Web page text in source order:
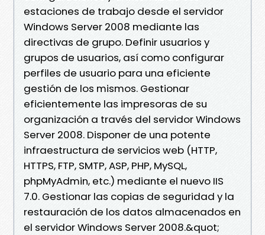
estaciones de trabajo desde el servidor
Windows Server 2008 mediante las
directivas de grupo. Definir usuarios y
grupos de usuarios, así como configurar
perfiles de usuario para una eficiente
gestión de los mismos. Gestionar
eficientemente las impresoras de su
organización a través del servidor Windows
Server 2008. Disponer de una potente
infraestructura de servicios web (HTTP,
HTTPS, FTP, SMTP, ASP, PHP, MySQL,
phpMyAdmin, etc.) mediante el nuevo IIS
7.0. Gestionar las copias de seguridad y la
restauración de los datos almacenados en
el servidor Windows Server 2008.&quot;